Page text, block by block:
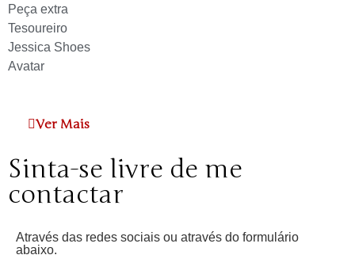
Peça extra
Tesoureiro
Jessica Shoes
Avatar
Ver Mais
Sinta-se livre de me
contactar
Através das redes sociais ou através do formulário
abaixo.